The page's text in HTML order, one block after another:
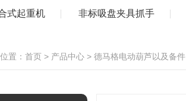
式起重机 非标吸盘夹具抓手
置： 首页 > 产品中心 > 德马格电动葫芦以及备件